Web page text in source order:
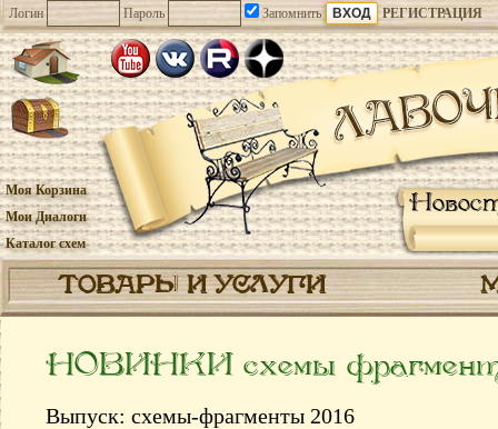
Логин Пароль Запомнить РЕГИСТРАЦИЯ
Моя Корзина
Мои Диалоги
Каталог схем
ТОВАРЫ И УСЛУГИ
НОВИНКИ схемы
Выпуск: схемы-фрагменты 2016